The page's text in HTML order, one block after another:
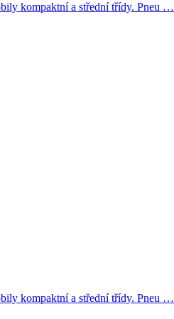
kompaktní a střední třídy. Pneu …
kompaktní a střední třídy. Pneu …